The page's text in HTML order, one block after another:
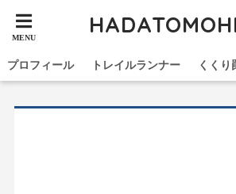
プロフィール トレイルランナー くくり